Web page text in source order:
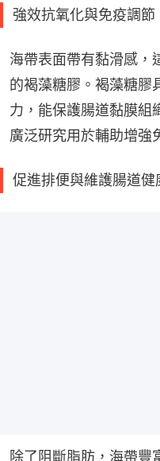
強效抗氧化與免疫調節
海帶表面帶有黏滑感，
的褐藻糖膠。褐藻糖膠
力，能保護腸道黏膜組
廣泛研究用於輔助增強
促進排便與維護腸道健
除了阻斷脂肪，海帶豐